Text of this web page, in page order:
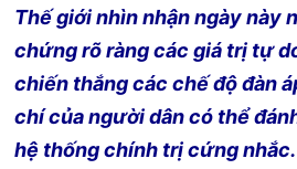
Thế giới nhìn nhận ngày này
chứng rõ ràng các giá trị tự
chiến thắng các chế độ đàn
chí của người dân có thể
hệ thống chính trị cứng nhắc.